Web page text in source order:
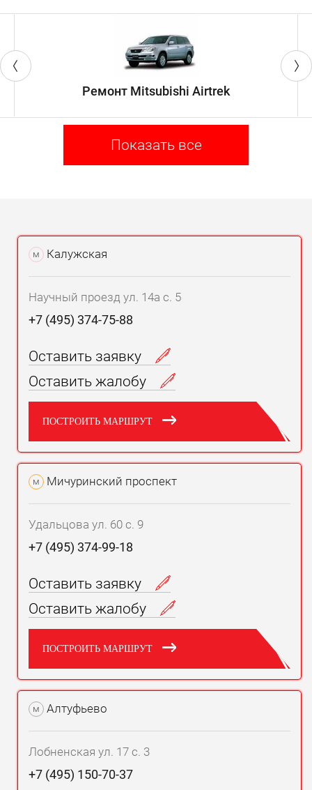
Ремонт Mitsubishi Airtrek
Показать все
м Калужская
Научный проезд ул. 14а с. 5
+7 (495) 374-75-88
Оставить заявку
Оставить жалобу
ПОСТРОИТЬ МАРШРУТ
м Мичуринский проспект
Удальцова ул. 60 с. 9
+7 (495) 374-99-18
Оставить заявку
Оставить жалобу
ПОСТРОИТЬ МАРШРУТ
м Алтуфьево
Лобненская ул. 17 с. 3
+7 (495) 150-70-37